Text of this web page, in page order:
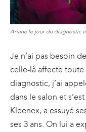
Ariane le jour du diagnostic
Je n’ai pas besoin
celle-là affecte toute
diagnostic, j’ai
dans le salon et
Kleenex, a essuyé
ses 3 ans. On lui a